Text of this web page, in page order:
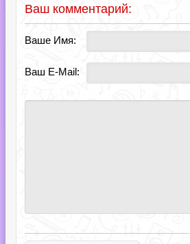
Ваш комментарий:
Ваше Имя:
Ваш E-Mail: